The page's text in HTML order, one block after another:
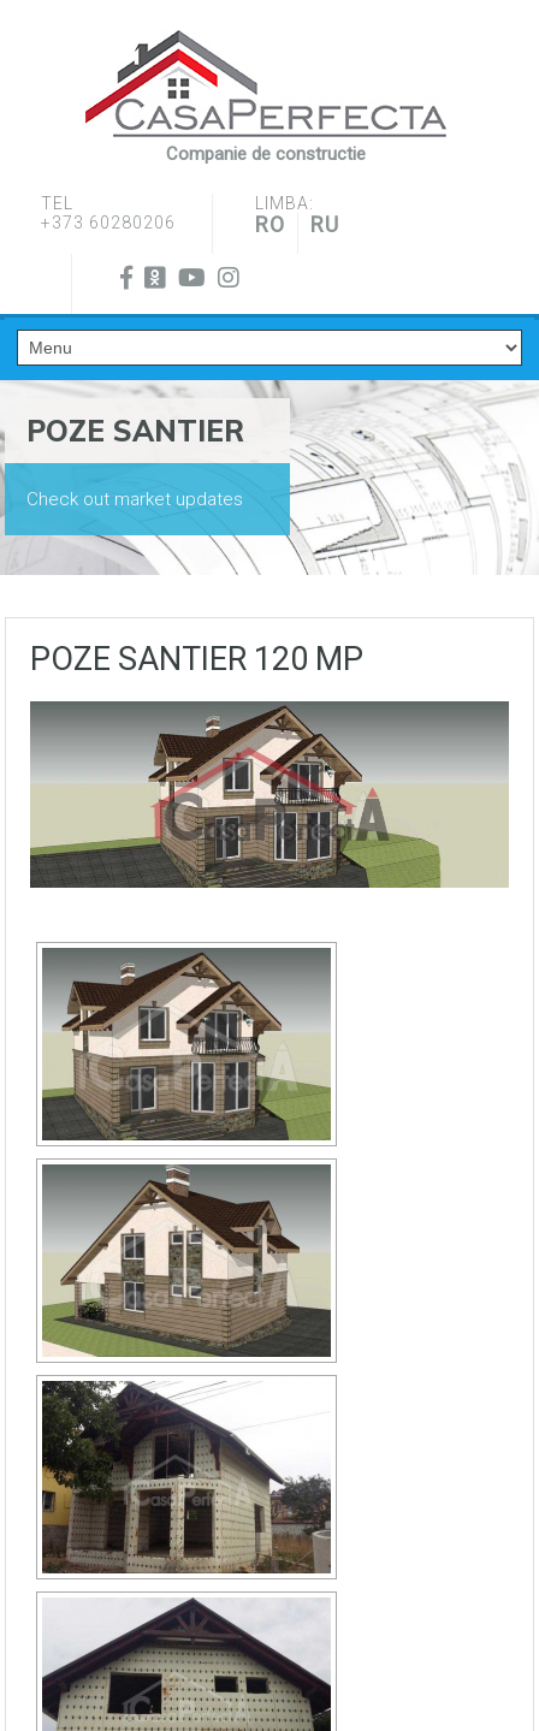
Companie de constructie
TEL
+373 60280206
LIMBA:
RO RU
POZE SANTIER
Check out market updates
POZE SANTIER 120 MP